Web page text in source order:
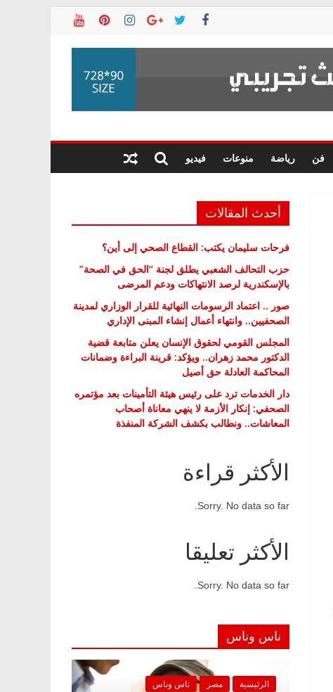
فن رياضة منوعات فيديو
أحدث المقالات
فرحات سليمان يكتب: القطاع الصحي إلى أين؟
حزب التحالف الشعبي يطلق لجنة “الحق في الصحة”
بالإسكندرية لرصد الانتهاكات ودعم المرضى
صور .. اعتماد الرسومات النهائية للقرار الوزاري لمدينة
الصحفيين.. وانتهاء أعمال إنشاء المبنى الإداري
المجلس القومي لحقوق الإنسان يعلن متابعة قضية
الدكتور محمد زهران.. ويؤكد: قرينة البراءة وضمانات
المحاكمة العادلة حق أصيل
دار الخدمات ترد على رئيس هيئة التأمينات بعد مؤتمره
الصحفي: إنكار الأزمة لا ينهي معاناة أصحاب
المعاشات.. ونطالب بكشف الشركة المنفذة
الأكثر قراءة
Sorry. No data so far.
الأكثر تعليقا
Sorry. No data so far.
ناس وناس
الرئيسية مصر ناس وناس